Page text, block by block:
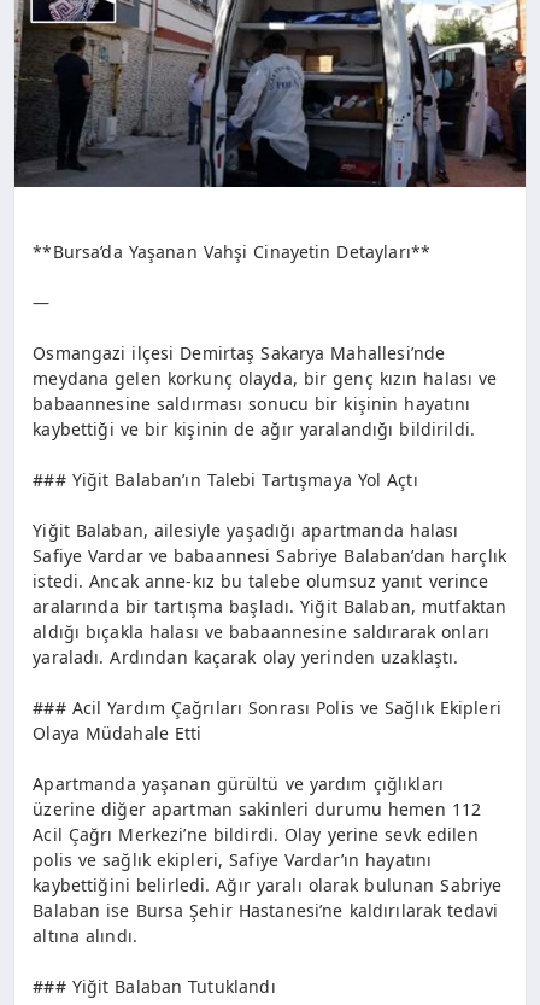
**Bursa’da Yaşanan Vahşi Cinayetin Detayları**
—
Osmangazi ilçesi Demirtaş Sakarya Mahallesi’nde
meydana gelen korkunç olayda, bir genç kızın halası ve
babaannesine saldırması sonucu bir kişinin hayatını
kaybettiği ve bir kişinin de ağır yaralandığı bildirildi.
### Yiğit Balaban’ın Talebi Tartışmaya Yol Açtı
Yiğit Balaban, ailesiyle yaşadığı apartmanda halası
Safiye Vardar ve babaannesi Sabriye Balaban’dan harçlık
istedi. Ancak anne-kız bu talebe olumsuz yanıt verince
aralarında bir tartışma başladı. Yiğit Balaban, mutfaktan
aldığı bıçakla halası ve babaannesine saldırarak onları
yaraladı. Ardından kaçarak olay yerinden uzaklaştı.
### Acil Yardım Çağrıları Sonrası Polis ve Sağlık Ekipleri
Olaya Müdahale Etti
Apartmanda yaşanan gürültü ve yardım çığlıkları
üzerine diğer apartman sakinleri durumu hemen 112
Acil Çağrı Merkezi’ne bildirdi. Olay yerine sevk edilen
polis ve sağlık ekipleri, Safiye Vardar’ın hayatını
kaybettiğini belirledi. Ağır yaralı olarak bulunan Sabriye
Balaban ise Bursa Şehir Hastanesi’ne kaldırılarak tedavi
altına alındı.
### Yiğit Balaban Tutuklandı